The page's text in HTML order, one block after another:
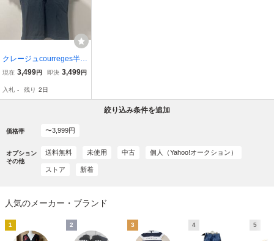
クレージュcourreges半袖
ポロシャツ紺ロゴトップ
現在 3,499円 即決 3,499円
入札 - 残り 2日
絞り込み条件を追加
価格帯 〜3,999円
オプション
その他
送料無料 未使用 中古 個人（Yahoo!オークション）
ストア 新着
人気のメーカー・ブランド
1 2 3 4 5